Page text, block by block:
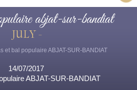
abjat-sur-bandiat
JULY -
et bal populaire ABJAT-SUR-BANDIAT
14/07/2017
ABJAT-SUR-BANDIAT